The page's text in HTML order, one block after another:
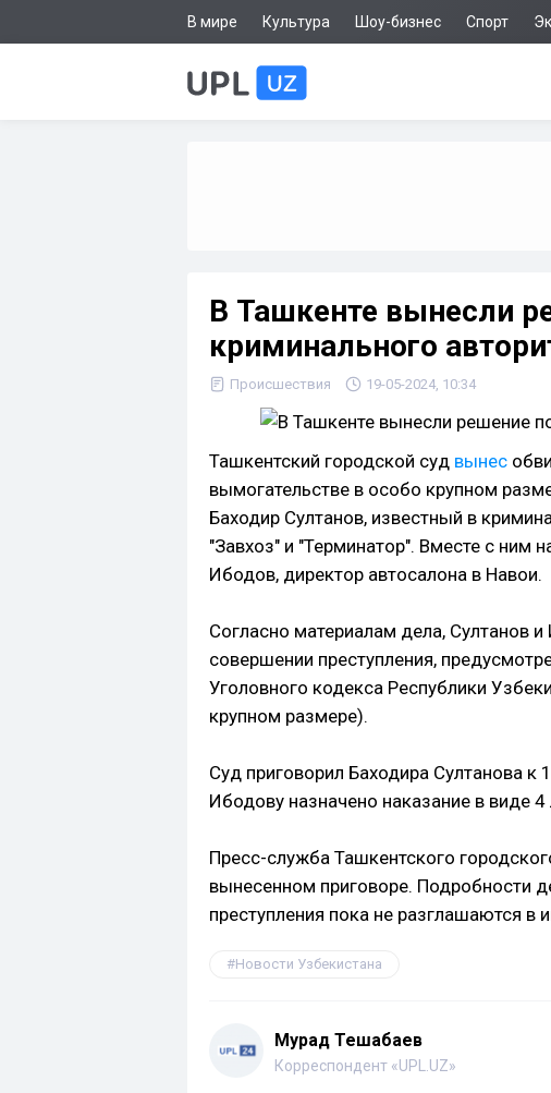
В мире Культура Шоу-бизнес Спорт
В Ташкенте вынесли
криминального
Происшествия 19-05-2024, 10:34
Ташкентский городской суд вынес
вымогательстве в особо крупном
Баходир Султанов, известный в
"Завхоз" и "Терминатор". Вместе с ним
Ибодов, директор автосалона в Навои.
Согласно материалам дела, Султанов
совершении преступления,
Уголовного кодекса Республики
крупном размере).
Суд приговорил Баходира Султанова
Ибодову назначено наказание в виде
Пресс-служба Ташкентского
вынесенном приговоре. Подробности
преступления пока не разглашаются в
Новости Узбекистана
Мурад Тешабаев
Корреспондент «UPL.UZ»